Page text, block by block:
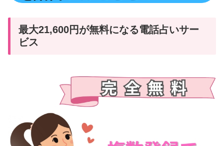
最大21,600円が無料になる電話占いサー
ビス